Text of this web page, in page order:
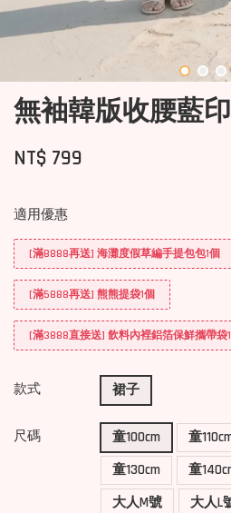
無袖韓版收腰藍
NT$ 799
適用優惠
[滿8888再送] 海灘度假草編手提包包1個
[滿5888再送] 熊熊提袋1個
[滿3888直接送] 飲料內裡鋁箔保鮮攜帶袋
款式 裙子
尺碼 童100cm 童
童130cm
童
大人M號
大人L